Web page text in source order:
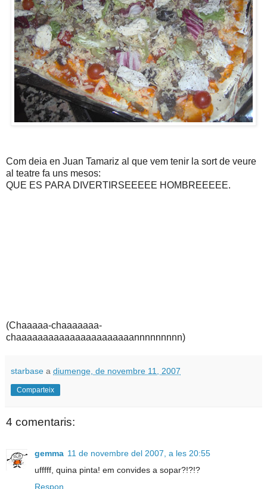
Com deia en Juan Tamariz al que vem tenir la sort de veure
al teatre fa uns mesos:
QUE ES PARA DIVERTIRSEEEEE HOMBREEEEE.
(Chaaaaa-chaaaaaaa-
chaaaaaaaaaaaaaaaaaaaaaannnnnnnnn)
starbase a diumenge, de novembre 11, 2007
Comparteix
4 comentaris:
gemma 11 de novembre del 2007, a les 20:55
ufffff, quina pinta! em convides a sopar?!?!?
Respon